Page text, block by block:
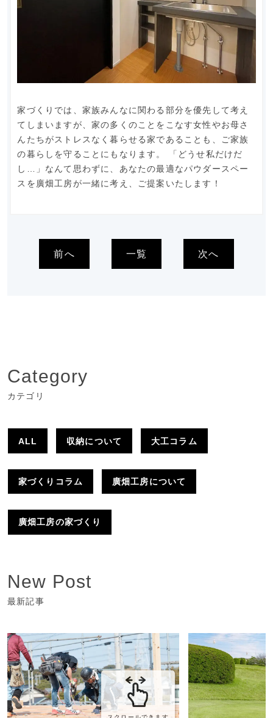
家づくりでは、家族みんなに関わる部分を優先して考え
てしまいますが、家の多くのことをこなす女性やお母さ
んたちがストレスなく暮らせる家であることも、ご家族
の暮らしを守ることにもなります。 「どうせ私だけだ
し…」なんて思わずに、あなたの最適なパウダースペー
スを廣畑工房が一緒に考え、ご提案いたします！
前へ 一覧 次へ
Category
カテゴリ
ALL 収納について 大工コラム
家づくりコラム 廣畑工房について
廣畑工房の家づくり
New Post
最新記事